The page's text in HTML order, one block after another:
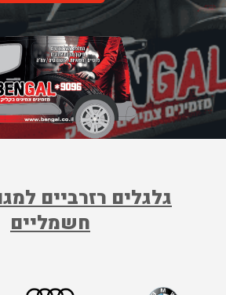
משלים את הערכה שתגיע אליכם היישר עד הבית
עסקים (או לפני כן🙂
).
לנהוג בראש שקט באמת: בן גל
ערכה לגלגל ספייר לטויוטה היא מסוג המוצרים
לכן מומלץ להצטייד בה מראש, לכל מקרה של
מדובר בסוג של "לנסוע על בטוח" בהשקעה חד-
כל נהג נתקל בו מעת לעת, אם בשל מצב חלק
כתוצאה מטעויות של נהגים. גלגל רזרבי לטויוטה
הצלה שהוא בגדר חובה לכל נהג בכביש. הקדימו
נסיעה טובה ובטוחה.
גלגלים רזרביים
חשמליים